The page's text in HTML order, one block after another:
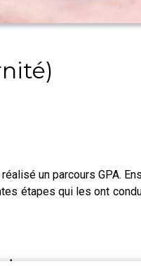
un parcours GPA.
étapes qui les ont